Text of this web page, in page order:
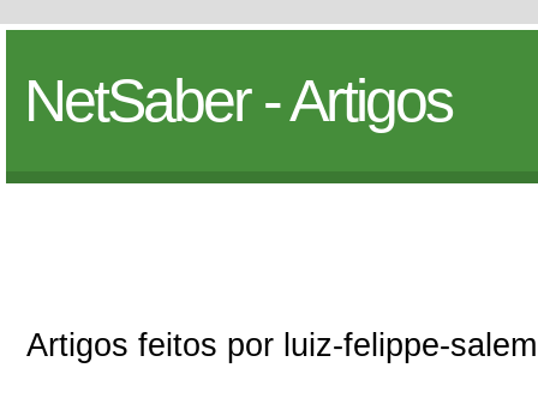
NetSaber - Artigos
Artigos feitos por luiz-felippe-